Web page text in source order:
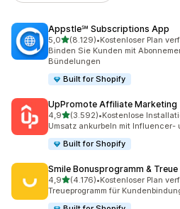
Appstle℠ Subscriptions App
5,0von 5 Sternen
(8.129)
8129 Rezensionen insgesamt
•Kostenloser Plan
Binden Sie Kunden mit
Bündelungen
Built for Shopify
UpPromote Affiliate Marketing
4,9von 5 Sternen
(3.592)
3592 Rezensionen insgesamt
•Kostenlose
Umsatz ankurbeln mit
Built for Shopify
Smile Bonusprogramm & Treue
4,9von 5 Sternen
(4.176)
4176 Rezensionen insgesamt
•Kostenloser Plan
Treueprogramm für